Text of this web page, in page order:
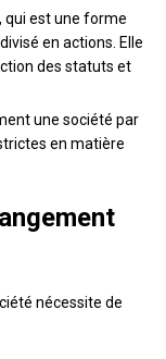
, qui est une forme
en actions. Elle
des statuts et
une société par
en matière
nécessite de